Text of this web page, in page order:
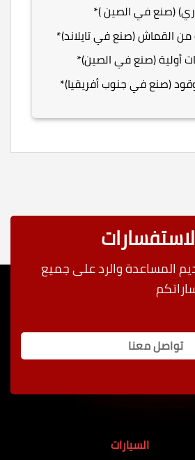
(صنع في الصين )*
القماش (صنع في تايلاند)*
أولية (صنع في الصين)*
(صنع في جنوب أفريقيا)*
المساعدة والرد على جميع
تواصل معنا
السيارات